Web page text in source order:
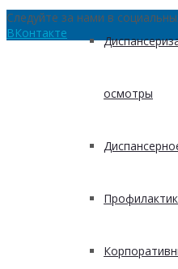
осмотры
Следуйте за нами в
ВКонтакте